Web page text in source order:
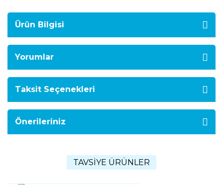
Ürün Bilgisi
Yorumlar
Taksit Seçenekleri
Önerileriniz
TAVSİYE ÜRÜNLER